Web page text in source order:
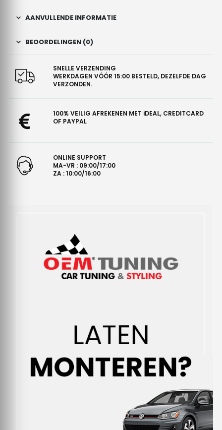
AANVULLENDE INFORMATIE
BEOORDELINGEN (0)
SNELLE VERZENDING
WERKDAGEN VÓÓR 15:00 BESTELD, DEZELFDE DAG
VERZONDEN.
100% VEILIG AFREKENEN MET iDEAL, CREDITCARD
OF PAYPAL
ONLINE SUPPORT
MA-VR : 09:00/17:00
ZA : 10:00/16:00